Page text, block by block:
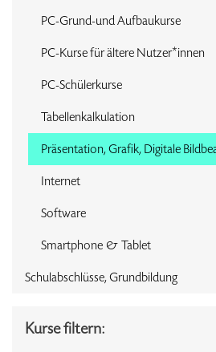
PC-Grund-und Aufbaukurse
PC-Kurse für ältere Nutzer*innen
PC-Schülerkurse
Tabellenkalkulation
Präsentation, Grafik, Digitale
Internet
Software
Smartphone & Tablet
Schulabschlüsse, Grundbildung
Kurse filtern: